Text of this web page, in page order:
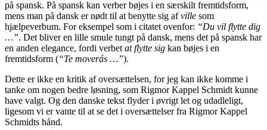
på spansk. På spansk kan verber bøjes i en særskilt fremtidsform,
mens man på dansk er nødt til at benytte sig afville som
hjælpeverbum. For eksempel som i citatet ovenfor: “Du vil flytte dig
…”. Det bliver en lille smule tungt på dansk, mens det på spansk har
en anden elegance, fordi verbet at flytte sig kan bøjes i en
fremtidsform (“Te moverás …”).
Dette er ikke en kritik af oversættelsen, for jeg kan ikke komme i
tanke om nogen bedre løsning, som Rigmor Kappel Schmidt kunne
have valgt. Og den danske tekst flyder i øvrigt let og udadleligt,
ligesom vi er vante til at se det i oversættelser fra Rigmor Kappel
Schmidts hånd.